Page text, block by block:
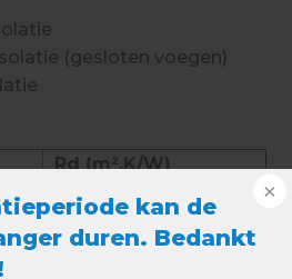
kan de
duren. Bedankt
(gesloten voegen)
Rd (m².K/W)
0,9
1,80